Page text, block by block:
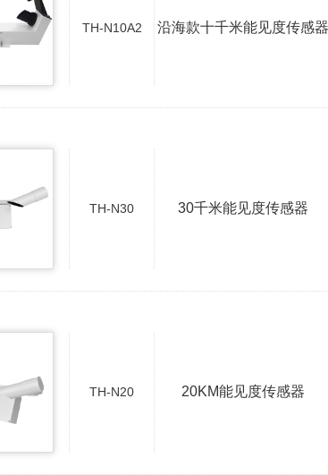
TH-N10A2 沿海款十千米能见度传感器
TH-N30 30千米能见度传感器
TH-N20 20KM能见度传感器